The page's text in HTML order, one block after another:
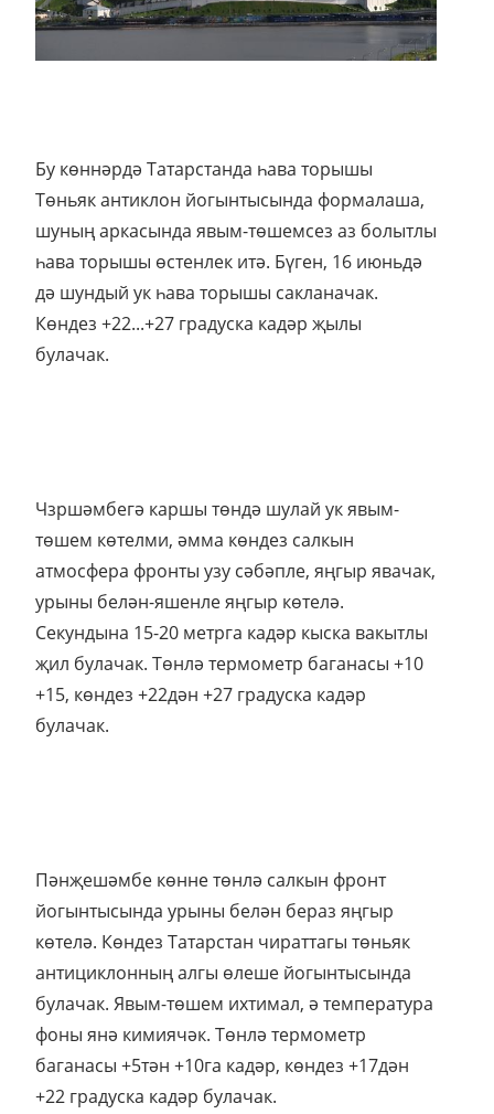
Бу көннәрдә Татарстанда һава торышы
Төньяк антиклон йогынтысында формалаша,
шуның аркасында явым-төшемсез аз болытлы
һава торышы өстенлек итә. Бүген, 16 июньдә
дә шундый ук һава торышы сакланачак.
Көндез +22...+27 градуска кадәр җылы
булачак.
Чзршәмбегә каршы төндә шулай ук явым-
төшем көтелми, әмма көндез салкын
атмосфера фронты узу сәбәпле, яңгыр явачак,
урыны белән-яшенле яңгыр көтелә.
Секундына 15-20 метрга кадәр кыска вакытлы
җил булачак. Төнлә термометр баганасы +10
+15, көндез +22дән +27 градуска кадәр
булачак.
Пәнҗешәмбе көнне төнлә салкын фронт
йогынтысында урыны белән бераз яңгыр
көтелә. Көндез Татарстан чираттагы төньяк
антициклонның алгы өлеше йогынтысында
булачак. Явым-төшем ихтимал, ә температура
фоны янә кимиячәк. Төнлә термометр
баганасы +5тән +10га кадәр, көндез +17дән
+22 градуска кадәр булачак.